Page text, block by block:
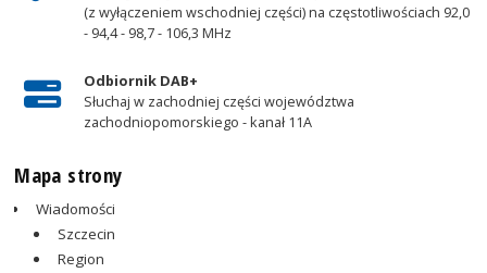
(z wyłączeniem wschodniej części) na częstotliwościach 92,0
- 94,4 - 98,7 - 106,3 MHz
Odbiornik DAB+
Słuchaj w zachodniej części województwa
zachodniopomorskiego - kanał 11A
Mapa strony
Wiadomości
Szczecin
Region